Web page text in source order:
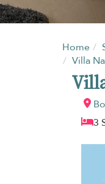
Home
Villa
3